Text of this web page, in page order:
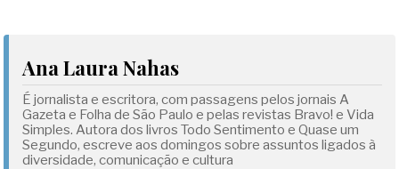
Ana Laura Nahas
É jornalista e escritora, com passagens pelos jornais A
Gazeta e Folha de São Paulo e pelas revistas Bravo! e Vida
Simples. Autora dos livros Todo Sentimento e Quase um
Segundo, escreve aos domingos sobre assuntos ligados à
diversidade, comunicação e cultura